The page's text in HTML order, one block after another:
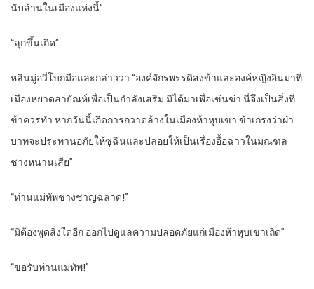
นับล้านในเมืองแห่งนี้”
“ลุกขึ้นเถิด”
หลินมู่อวี่โบกมือและกล่าวว่า “องค์จักรพรรดิส่งข้าและองค์หญิงอินมาที่
เมืองหยาดสายัณห์เพื่อเป็นกำลังเสริม มิได้มาเพื่อเข่นฆ่า นี่จึงเป็นสิ่งที่
ข้าควรทำ หากวันนี้เกิดการกวาดล้างในเมืองห้าหุบเขา ข้าเกรงว่าฝ่า
บาทจะประทานอภัยให้ซูฉินและปล่อยให้เป็นเรื่องอื้อฉาวในมณฑล
ชางหนานเสีย”
“ท่านแม่ทัพช่างชาญฉลาด!”
“มิต้องพูดสิ่งใดอีก ออกไปดูแลความปลอดภัยแก่เมืองห้าหุบเขาเถิด”
“ขอรับท่านแม่ทัพ!”